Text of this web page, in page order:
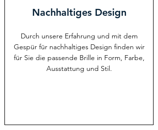
Nachhaltiges Design
Durch unsere Erfahrung und mit dem
Gespür für nachhaltiges Design finden wir
für Sie die passende Brille in Form, Farbe,
Ausstattung und Stil.